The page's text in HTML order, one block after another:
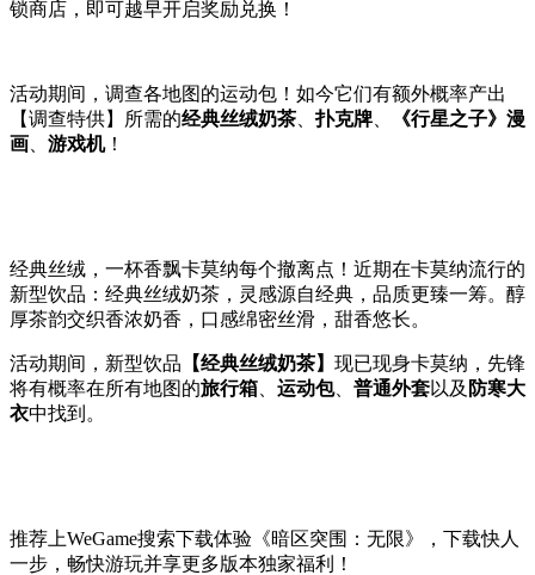
锁商店，即可越早开启奖励兑换！
活动期间，调查各地图的运动包！如今它们有额外概率产出
【调查特供】所需的经典丝绒奶茶 、扑克牌
《行星之子》漫
画
游戏机！
经典丝绒，一杯香飘卡莫纳每个撤离点！近期在卡莫纳流行的
新型饮品：经典丝绒奶茶，灵感源自经典，品质更臻一筹。醇
厚茶韵交织香浓奶香，口感绵密丝滑，甜香悠长。
活动期间，新型饮品 【经典丝绒奶茶】 现已现身卡莫纳，先锋
将有概率在所有地图的旅行箱 运动包、 普通外套以及 防寒大
衣中找到。
推荐上WeGame搜索下载体验《暗区突围：无限》，下载快人
一步，畅快游玩并享更多版本独家福利！